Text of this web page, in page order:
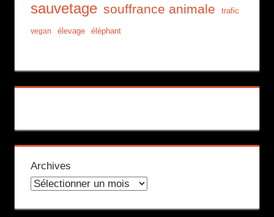
sauvetage souffrance animale trafic
vegan élevage éléphant
Archives